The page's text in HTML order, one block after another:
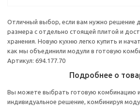
Отличный выбор, если вам нужно решение
размера с отдельно стоящей плитой и
хранения. Новую кухню легко купить и
как мы объединили модули в готовую
Артикул: 694.177.70
Подробнее о
Вы можете выбрать готовую комбинацию
индивидуальное решение, комбинируя